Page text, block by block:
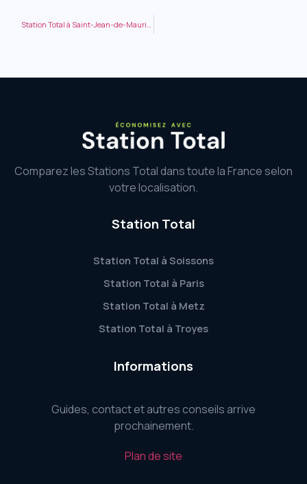
Comparez les Stations Total dans toute la France selon
votre localisation.
Station Total
Station Total à Soissons
Station Total à Paris
Station Total à Metz
Station Total à Troyes
Informations
Guides, contact et autres conseils arrive
prochainement.
Plan de site